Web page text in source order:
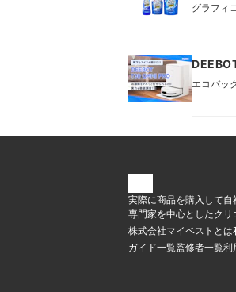
グラフィ
エコバッ
実際に商品を購入して自
専門家を中心としたク
株式会社マイベストとは
ガイド一覧監修者一覧利